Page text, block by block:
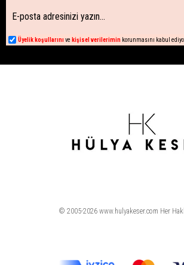
Üyelik koşullarını ve kişisel verilerimin korunmasını kabul
© 2005-2026 www.hulyakeser.com Her